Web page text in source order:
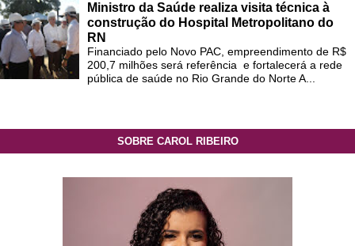
Ministro da Saúde realiza visita técnica à
construção do Hospital Metropolitano do
RN
Financiado pelo Novo PAC, empreendimento de R$
200,7 milhões será referência e fortalecerá a rede
pública de saúde no Rio Grande do Norte A...
SOBRE CAROL RIBEIRO